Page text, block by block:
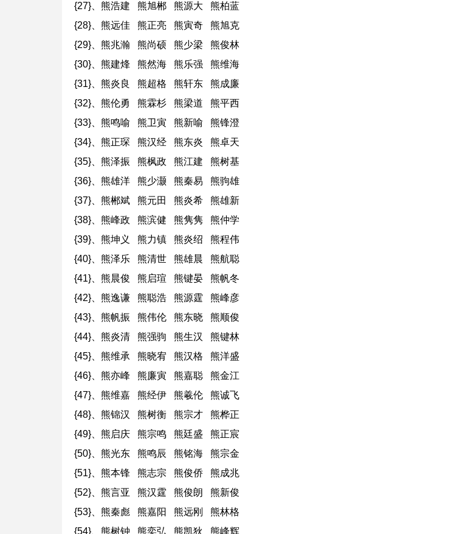
{27}、熊浩建 熊旭郴 熊源大 熊柏蓝
{28}、熊远佳 熊正亮 熊寅奇 熊旭克
{29}、熊兆瀚 熊尚硕 熊少梁 熊俊林
{30}、熊建烽 熊然海 熊乐强 熊维海
{31}、熊炎良 熊超格 熊轩东 熊成廉
{32}、熊伦勇 熊霖杉 熊梁道 熊平西
{33}、熊鸣喻 熊卫寅 熊新喻 熊锋澄
{34}、熊正琛 熊汉经 熊东炎 熊卓天
{35}、熊泽振 熊枫政 熊江建 熊树基
{36}、熊雄洋 熊少灏 熊秦易 熊驹雄
{37}、熊郴斌 熊元田 熊炎希 熊雄新
{38}、熊峰政 熊滨健 熊隽隽 熊仲学
{39}、熊坤义 熊力镇 熊炎绍 熊程伟
{40}、熊泽乐 熊清世 熊雄晨 熊航聪
{41}、熊晨俊 熊启瑄 熊键晏 熊帆冬
{42}、熊逸谦 熊聪浩 熊源霆 熊峰彦
{43}、熊帆振 熊伟伦 熊东晓 熊顺俊
{44}、熊炎清 熊强驹 熊生汉 熊键林
{45}、熊维承 熊晓宥 熊汉格 熊洋盛
{46}、熊亦峰 熊廉寅 熊嘉聪 熊金江
{47}、熊维嘉 熊经伊 熊羲伦 熊诚飞
{48}、熊锦汉 熊树衡 熊宗才 熊桦正
{49}、熊启庆 熊宗鸣 熊廷盛 熊正宸
{50}、熊光东 熊鸣辰 熊铭海 熊宗金
{51}、熊本锋 熊志宗 熊俊侨 熊成兆
{52}、熊言亚 熊汉霆 熊俊朗 熊新俊
{53}、熊秦彪 熊嘉阳 熊远刚 熊林格
{54}、熊树钟 熊奕弘 熊凯狄 熊峰辉